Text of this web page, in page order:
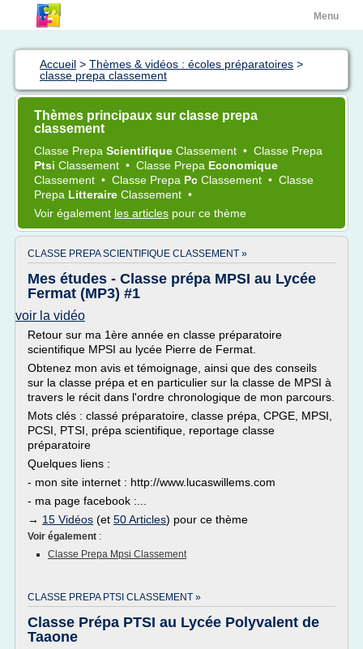
Menu
Accueil > Thèmes & vidéos : écoles préparatoires >
classe prepa classement
Thèmes principaux sur classe prepa
classement
Classe Prepa Scientifique Classement • Classe Prepa
Ptsi Classement • Classe Prepa Economique
Classement • Classe Prepa Pc Classement • Classe
Prepa Litteraire Classement •
Voir également les articles pour ce thème
CLASSE PREPA SCIENTIFIQUE CLASSEMENT »
Mes études - Classe prépa MPSI au Lycée
Fermat (MP3) #1
voir la vidéo
Retour sur ma 1ère année en classe préparatoire
scientifique MPSI au lycée Pierre de Fermat.
Obtenez mon avis et témoignage, ainsi que des conseils
sur la classe prépa et en particulier sur la classe de MPSI à
travers le récit dans l'ordre chronologique de mon parcours.
Mots clés : classé préparatoire, classe prépa, CPGE, MPSI,
PCSI, PTSI, prépa scientifique, reportage classe
préparatoire
Quelques liens :
- mon site internet : http://www.lucaswillems.com
- ma page facebook :...
→ 15 Vidéos (et 50 Articles) pour ce thème
Voir également :
Classe Prepa Mpsi Classement
CLASSE PREPA PTSI CLASSEMENT »
Classe Prépa PTSI au Lycée Polyvalent de
Taaone